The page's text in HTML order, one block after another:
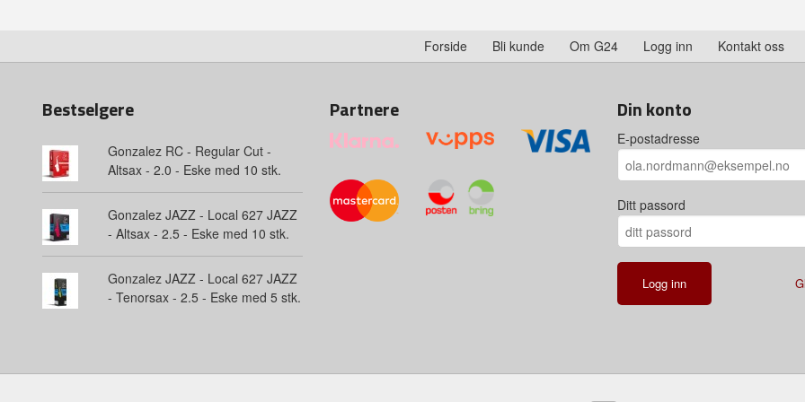
Forside Bli kunde Om G24 Logg inn Kontakt oss
Bestselgere
Gonzalez RC - Regular Cut -
Altsax - 2.0 - Eske med 10 stk.
Gonzalez JAZZ - Local 627 JAZZ
- Altsax - 2.5 - Eske med 10 stk.
Gonzalez JAZZ - Local 627 JAZZ
- Tenorsax - 2.5 - Eske med 5 stk.
Partnere Din konto
E-postadresse
Ditt passord